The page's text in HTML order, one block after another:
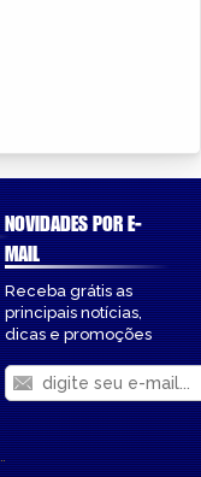
NOVIDADES POR E-
MAIL
Receba grátis as
principais notícias,
dicas e promoções